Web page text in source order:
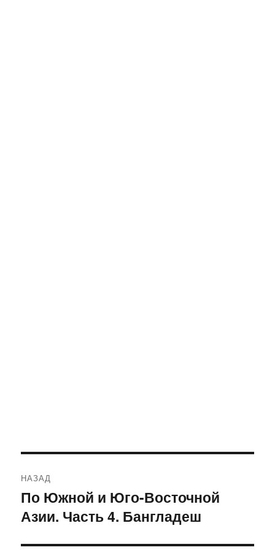
по
записям
НАЗАД
Предыдущая
запись:
По Южной и Юго-Восточной
Азии. Часть 4. Бангладеш